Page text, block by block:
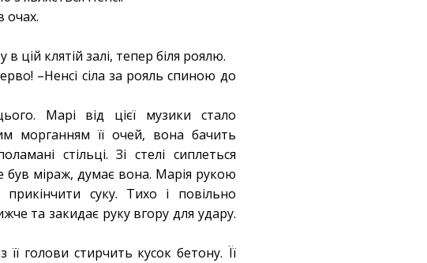
очах.
цій клятій залі, тепер біля роялю.
–Ненсі сіла за рояль спиною до
Марі від цієї музики стало
морганням її очей, вона бачить
стільці. Зі стелі сиплеться
був міраж, думає вона. Марія рукою
суку. Тихо і повільно
та закидає руку вгору для удару.
голови стирчить кусок бетону. Її